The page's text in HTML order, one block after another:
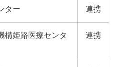
ター 連携
構姫路医療センタ
連携